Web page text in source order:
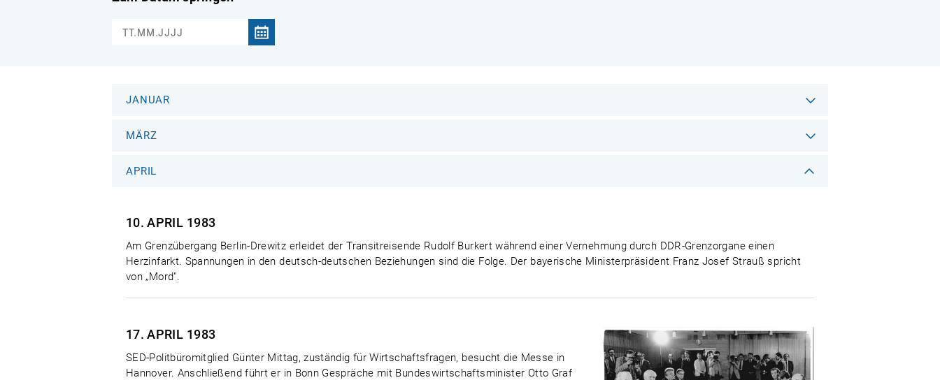
JANUAR
MÄRZ
APRIL
10. APRIL 1983
Am Grenzübergang Berlin-Drewitz erleidet der Transitreisende Rudolf Burkert während einer Vernehmung durch DDR-Grenzorgane einen
Herzinfarkt. Spannungen in den deutsch-deutschen Beziehungen sind die Folge. Der bayerische Ministerpräsident Franz Josef Strauß spricht
von „Mord".
17. APRIL 1983
SED-Politbüromitglied Günter Mittag, zuständig für Wirtschaftsfragen, besucht die Messe in
Hannover. Anschließend führt er in Bonn Gespräche mit Bundeswirtschaftsminister Otto Graf